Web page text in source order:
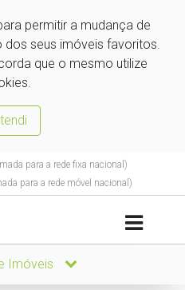
permitir a mudança de
dos seus imóveis favoritos.
que o mesmo utilize
para a rede fixa nacional)
para a rede móvel nacional)
Imóveis